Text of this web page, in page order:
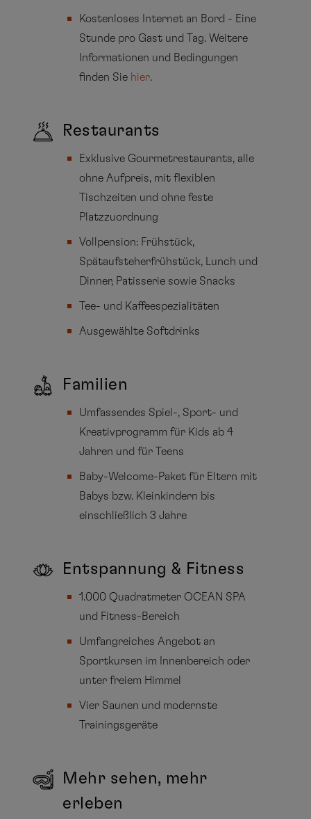
Kostenloses Internet an Bord - Eine
Stunde pro Gast und Tag. Weitere
Informationen und Bedingungen
finden Sie hier.
Restaurants
Exklusive Gourmetrestaurants, alle
ohne Aufpreis, mit flexiblen
Tischzeiten und ohne feste
Platzzuordnung
Vollpension: Frühstück,
Spätaufsteherfrühstück, Lunch und
Dinner, Patisserie sowie Snacks
Tee- und Kaffeespezialitäten
Ausgewählte Softdrinks
Familien
Umfassendes Spiel-, Sport- und
Kreativprogramm für Kids ab 4
Jahren und für Teens
Baby-Welcome-Paket für Eltern mit
Babys bzw. Kleinkindern bis
einschließlich 3 Jahre
Entspannung & Fitness
1.000 Quadratmeter OCEAN SPA
und Fitness-Bereich
Umfangreiches Angebot an
Sportkursen im Innenbereich oder
unter freiem Himmel
Vier Saunen und modernste
Trainingsgeräte
Mehr sehen, mehr
erleben